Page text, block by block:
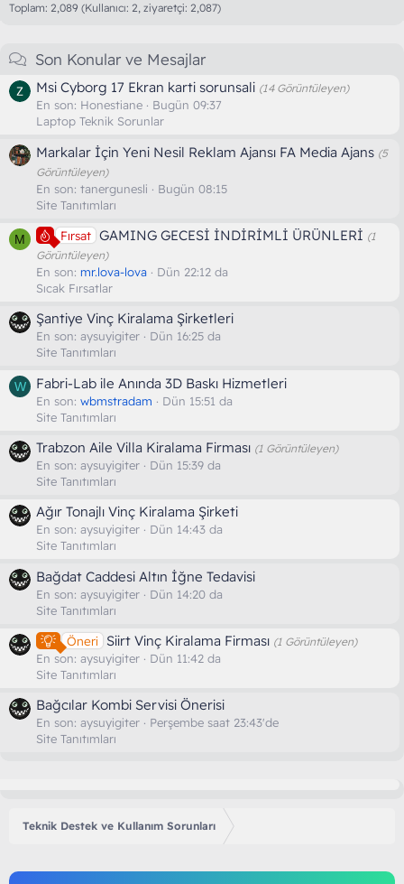
Toplam: 2,089 (Kullanıcı: 2, ziyaretçi: 2,087)
Son Konular ve Mesajlar
Msi Cyborg 17 Ekran karti sorunsali (14 Görüntüleyen)
En son: Honestiane
Bugün 09:37
Laptop Teknik Sorunlar
Markalar İçin Yeni Nesil Reklam Ajansı FA Media Ajans (5
Görüntüleyen)
En son: tanergunesli
Bugün 08:15
Site Tanıtımları
M Fırsat GAMING GECESİ İNDİRİMLİ ÜRÜNLERİ (1
Görüntüleyen)
En son: mr.lova-lova
Dün 22:12 da
Sıcak Fırsatlar
Şantiye Vinç Kiralama Şirketleri
En son: aysuyigiter
Dün 16:25 da
Site Tanıtımları
W Fabri-Lab ile Anında 3D Baskı Hizmetleri
En son: wbmstradam
Dün 15:51 da
Site Tanıtımları
Trabzon Aile Villa Kiralama Firması (1 Görüntüleyen)
En son: aysuyigiter
Dün 15:39 da
Site Tanıtımları
Ağır Tonajlı Vinç Kiralama Şirketi
En son: aysuyigiter
Dün 14:43 da
Site Tanıtımları
Bağdat Caddesi Altın İğne Tedavisi
En son: aysuyigiter
Dün 14:20 da
Site Tanıtımları
Öneri Siirt Vinç Kiralama Firması (1 Görüntüleyen)
En son: aysuyigiter
Dün 11:42 da
Site Tanıtımları
Bağcılar Kombi Servisi Önerisi
En son: aysuyigiter
Perşembe saat 23:43'de
Site Tanıtımları
Teknik Destek ve Kullanım Sorunları